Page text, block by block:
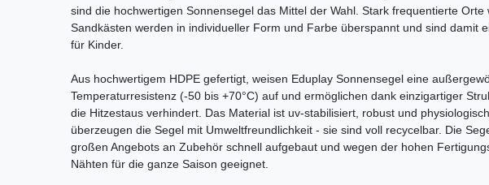
sind die hochwertigen Sonnensegel das Mittel der Wahl. Stark frequentierte Orte
Sandkästen werden in individueller Form und Farbe überspannt und sind damit
für Kinder.
Aus hochwertigem HDPE gefertigt, weisen Eduplay Sonnensegel eine
Temperaturresistenz (-50 bis +70°C) auf und ermöglichen dank einzigartiger
die Hitzestaus verhindert. Das Material ist uv-stabilisiert, robust und
überzeugen die Segel mit Umweltfreundlichkeit - sie sind voll recycelbar. Die
großen Angebots an Zubehör schnell aufgebaut und wegen der hohen
Nähten für die ganze Saison geeignet.